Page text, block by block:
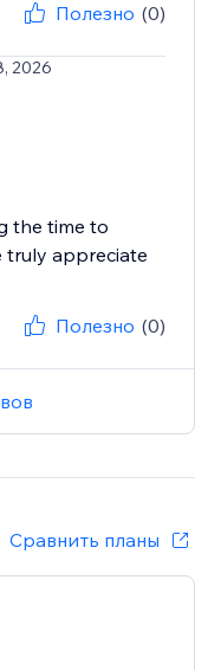
Полезно (0)
2026
the time to
truly appreciate
Полезно (0)
Сравнить планы